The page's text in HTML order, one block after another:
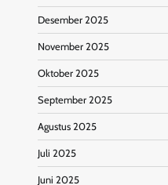
Desember 2025
November 2025
Oktober 2025
September 2025
Agustus 2025
Juli 2025
Juni 2025